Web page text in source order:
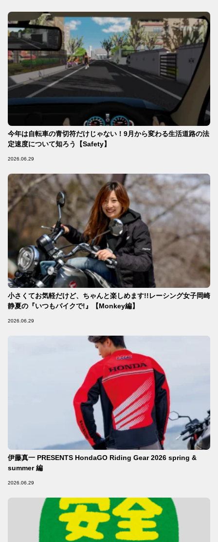
今年は自転車の青切符だけじゃない！9月から変わる生活道路の法
定速度について知ろう【Safety】
2026.06.29
小さくてお気軽だけど、ちゃんと楽しめます!!レーシング女子岡崎
静夏の『いつもバイクで!』【Monkey編】
2026.06.29
伊藤真一 PRESENTS HondaGO Riding Gear 2026 spring &
summer 編
2026.06.29